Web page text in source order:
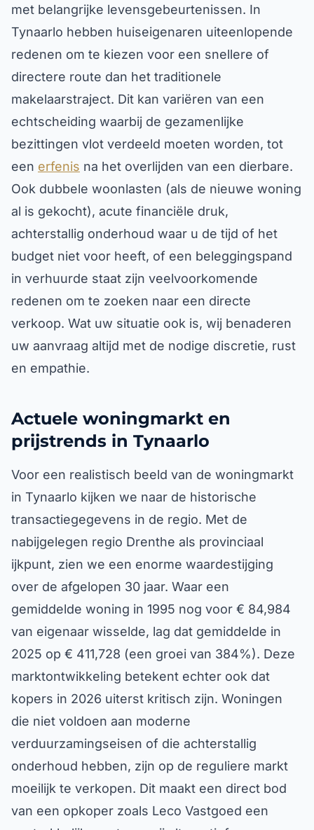
met belangrijke levensgebeurtenissen. In
Tynaarlo hebben huiseigenaren uiteenlopende
redenen om te kiezen voor een snellere of
directere route dan het traditionele
makelaarstraject. Dit kan variëren van een
echtscheiding waarbij de gezamenlijke
bezittingen vlot verdeeld moeten worden, tot
een erfenis na het overlijden van een dierbare.
Ook dubbele woonlasten (als de nieuwe woning
al is gekocht), acute financiële druk,
achterstallig onderhoud waar u de tijd of het
budget niet voor heeft, of een beleggingspand
in verhuurde staat zijn veelvoorkomende
redenen om te zoeken naar een directe
verkoop. Wat uw situatie ook is, wij benaderen
uw aanvraag altijd met de nodige discretie, rust
en empathie.
Actuele woningmarkt en
prijstrends in Tynaarlo
Voor een realistisch beeld van de woningmarkt
in Tynaarlo kijken we naar de historische
transactiegegevens in de regio. Met de
nabijgelegen regio Drenthe als provinciaal
ijkpunt, zien we een enorme waardestijging
over de afgelopen 30 jaar. Waar een
gemiddelde woning in 1995 nog voor € 84,984
van eigenaar wisselde, lag dat gemiddelde in
2025 op € 411,728 (een groei van 384%). Deze
marktontwikkeling betekent echter ook dat
kopers in 2026 uiterst kritisch zijn. Woningen
die niet voldoen aan moderne
verduurzamingseisen of die achterstallig
onderhoud hebben, zijn op de reguliere markt
moeilijk te verkopen. Dit maakt een direct bod
van een opkoper zoals Leco Vastgoed een